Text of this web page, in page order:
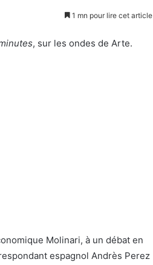
1 mn pour lire cet article
, sur les ondes de Arte.
Molinari, à un débat en
espagnol Andrès Perez